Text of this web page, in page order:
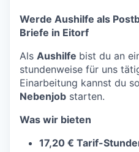
Werde Aushilfe als
Briefe in Eitorf
Als Aushilfe bist du an
stundenweise für uns
Einarbeitung kannst du
Nebenjob starten.
Was wir bieten
17,20 € Tarif-